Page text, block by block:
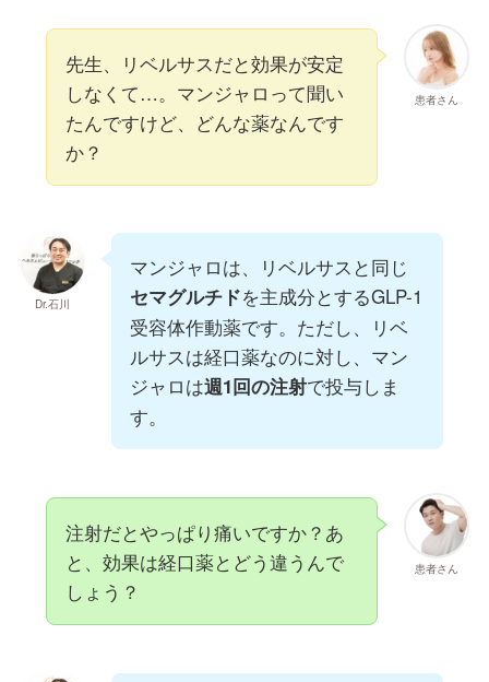
患者さん
先生、リベルサスだと効果が安定
しなくて…。マンジャロって聞い
たんですけど、どんな薬なんです
か？
Dr.石川
マンジャロは、リベルサスと同じ
セマグルチドを主成分とするGLP-1
受容体作動薬です。ただし、リベ
ルサスは経口薬なのに対し、マン
ジャロは週1回の注射で投与しま
す。
患者さん
注射だとやっぱり痛いですか？あ
と、効果は経口薬とどう違うんで
しょう？